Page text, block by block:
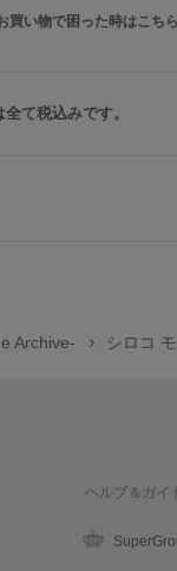
買い物で困った時はこち
て税込みです。
Archive- シロコ
ヘルプ＆ガイ